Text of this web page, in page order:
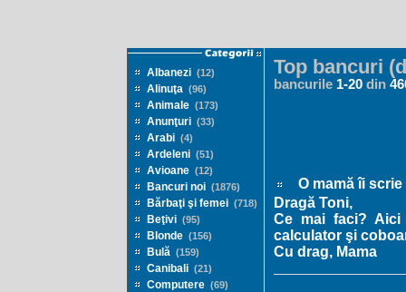
Albanezi (12)
Alinuţa (96)
Animale (173)
Anunţuri (33)
Arabi (4)
Ardeleni (51)
Avioane (12)
Bancuri noi (1876)
Bărbaţi şi femei (718)
Beţivi (95)
Blonde (156)
Bulă (159)
Canibali (21)
Computere (69)
Top bancuri
bancurile 1-20 din
O mamă îi
Dragă Toni,
Ce mai faci?
calculator şi
Cu drag, Mama